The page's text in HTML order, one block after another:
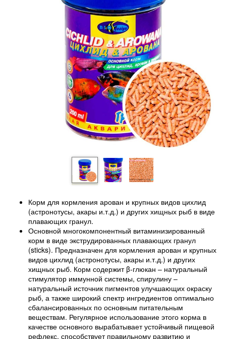
Корм для кормления арован и крупных видов цихлид
(астронотусы, акары и.т.д.) и других хищных рыб в виде
плавающих гранул.
Основной многокомпонентный витаминизированный
корм в виде экструдированных плавающих гранул
(sticks). Предназначен для кормления арован и крупных
видов цихлид (астронотусы, акары и.т.д.) и других
хищных рыб. Корм содержит β-глюкан – натуральный
стимулятор иммунной системы, спирулину –
натуральный источник пигментов улучшающих окраску
рыб, а также широкий спектр ингредиентов оптимально
сбалансированных по основным питательным
веществам. Регулярное использование этого корма в
качестве основного вырабатывает устойчивый пищевой
рефлекс, способствует правильному развитию и